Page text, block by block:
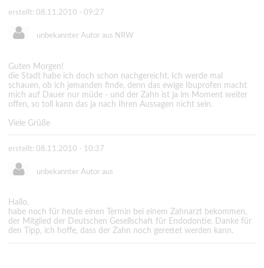
erstellt: 08.11.2010 - 09:27
unbekannter Autor aus NRW
Guten Morgen!
die Stadt habe ich doch schon nachgereicht. Ich werde mal
schauen, ob ich jemanden finde, denn das ewige Ibuprofen macht
mich auf Dauer nur müde - und der Zahn ist ja im Moment weiter
offen, so toll kann das ja nach Ihren Aussagen nicht sein.
Viele Grüße
erstellt: 08.11.2010 - 10:37
unbekannter Autor aus
Hallo,
habe noch für heute einen Termin bei einem Zahnarzt bekommen,
der Mitglied der Deutschen Gesellschaft für Endodontie. Danke für
den Tipp, ich hoffe, dass der Zahn noch gerettet werden kann.